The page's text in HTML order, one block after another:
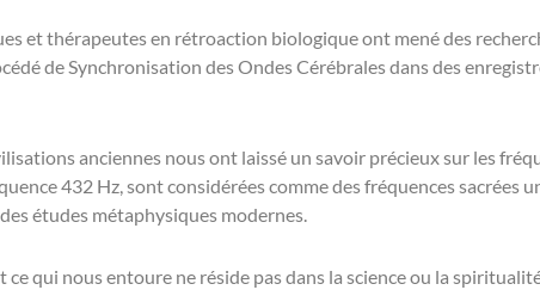
et thérapeutes en rétroaction biologique ont mené des
de Synchronisation des Ondes Cérébrales dans des
anciennes nous ont laissé un savoir précieux sur les
432 Hz, sont considérées comme des fréquences sacrées
études métaphysiques modernes.
qui nous entoure ne réside pas dans la science ou la